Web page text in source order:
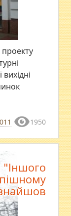
1950
"Іншого